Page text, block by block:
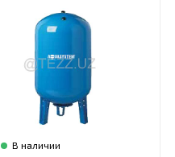
В наличии